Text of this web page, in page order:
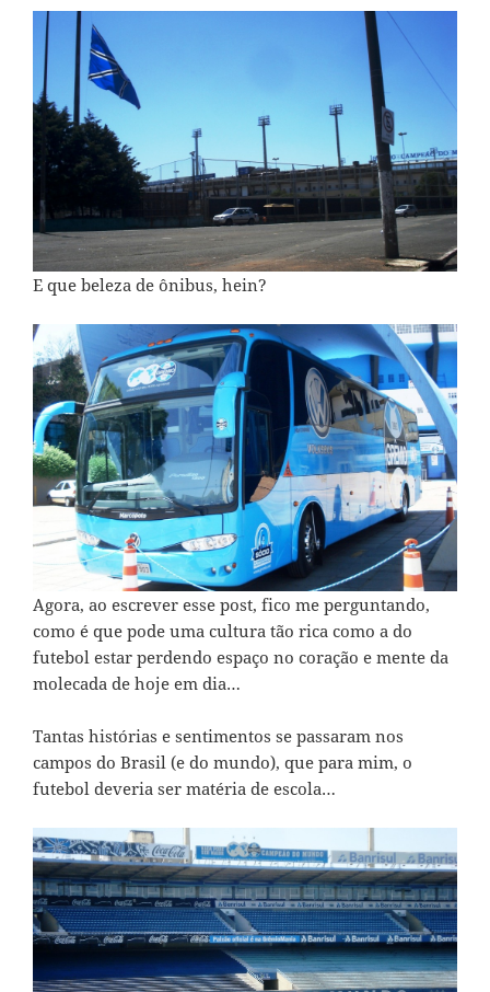
E que beleza de ônibus, hein?
Agora, ao escrever esse post, fico me perguntando,
como é que pode uma cultura tão rica como a do
futebol estar perdendo espaço no coração e mente da
molecada de hoje em dia…
Tantas histórias e sentimentos se passaram nos
campos do Brasil (e do mundo), que para mim, o
futebol deveria ser matéria de escola…